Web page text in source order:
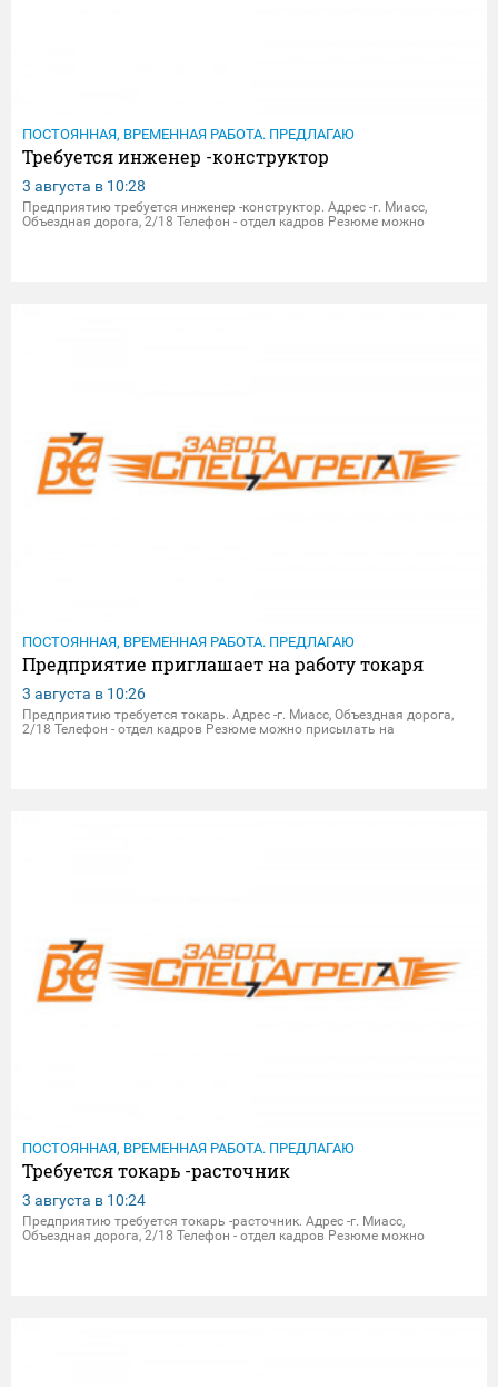
ПОСТОЯННАЯ, ВРЕМЕННАЯ РАБОТА. ПРЕДЛАГАЮ
Требуется инженер -конструктор
3 августа в 10:28
Предприятию требуется инженер -конструктор. Адрес -г. Миасс,
Объездная дорога, 2/18 Телефон - отдел кадров Резюме можно
ПОСТОЯННАЯ, ВРЕМЕННАЯ РАБОТА. ПРЕДЛАГАЮ
Предприятие приглашает на работу токаря
3 августа в 10:26
Предприятию требуется токарь. Адрес -г. Миасс, Объездная дорога,
2/18 Телефон - отдел кадров Резюме можно присылать на
ПОСТОЯННАЯ, ВРЕМЕННАЯ РАБОТА. ПРЕДЛАГАЮ
Требуется токарь -расточник
3 августа в 10:24
Предприятию требуется токарь -расточник. Адрес -г. Миасс,
Объездная дорога, 2/18 Телефон - отдел кадров Резюме можно